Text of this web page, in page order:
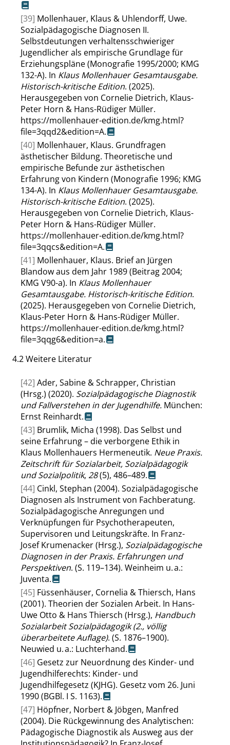
[39] Mollenhauer, Klaus & Uhlendorff, Uwe.
Sozialpädagogische Diagnosen II.
Selbstdeutungen verhaltensschwieriger
Jugendlicher als empirische Grundlage für
Erziehungspläne (Monografie 1995/2000; KMG
132-A). In Klaus Mollenhauer Gesamtausgabe.
Historisch-kritische Edition. (2025).
Herausgegeben von Cornelie Dietrich, Klaus-
Peter Horn & Hans-Rüdiger Müller.
https://mollenhauer-edition.de/kmg.html?
file=3qqd2&edition=A.
[40] Mollenhauer, Klaus. Grundfragen
ästhetischer Bildung. Theoretische und
empirische Befunde zur ästhetischen
Erfahrung von Kindern (Monografie 1996; KMG
134-A). In Klaus Mollenhauer Gesamtausgabe.
Historisch-kritische Edition. (2025).
Herausgegeben von Cornelie Dietrich, Klaus-
Peter Horn & Hans-Rüdiger Müller.
https://mollenhauer-edition.de/kmg.html?
file=3qqcs&edition=A.
[41] Mollenhauer, Klaus. Brief an Jürgen
Blandow aus dem Jahr 1989 (Beitrag 2004;
KMG V90-a). In Klaus Mollenhauer
Gesamtausgabe. Historisch-kritische Edition.
(2025). Herausgegeben von Cornelie Dietrich,
Klaus-Peter Horn & Hans-Rüdiger Müller.
https://mollenhauer-edition.de/kmg.html?
file=3qqg6&edition=a.
4.2Weitere Literatur
[42] Ader, Sabine & Schrapper, Christian
(Hrsg.) (2020). Sozialpädagogische Diagnostik
und Fallverstehen in der Jugendhilfe. München:
Ernst Reinhardt.
[43] Brumlik, Micha (1998). Das Selbst und
seine Erfahrung – die verborgene Ethik in
Klaus Mollenhauers Hermeneutik. Neue Praxis.
Zeitschrift für Sozialarbeit, Sozialpädagogik
und Sozialpolitik, 28(5), 486–489.
[44] Cinkl, Stephan (2004). Sozialpädagogische
Diagnosen als Instrument von Fachberatung.
Sozialpädagogische Anregungen und
Verknüpfungen für Psychotherapeuten,
Supervisoren und Leitungskräfte. In Franz-
Josef Krumenacker (Hrsg.), Sozialpädagogische
Diagnosen in der Praxis. Erfahrungen und
Perspektiven. (S. 119–134). Weinheim u. a.:
Juventa.
[45] Füssenhäuser, Cornelia & Thiersch, Hans
(2001). Theorien der Sozialen Arbeit. In Hans-
Uwe Otto & Hans Thiersch (Hrsg.), Handbuch
Sozialarbeit Sozialpädagogik (2., völlig
überarbeitete Auflage). (S. 1876–1900).
Neuwied u. a.: Luchterhand.
[46] Gesetz zur Neuordnung des Kinder- und
Jugendhilferechts: Kinder- und
Jugendhilfegesetz (KJHG). Gesetz vom 26. Juni
1990 (BGBl. I S. 1163).
[47] Höpfner, Norbert & Jöbgen, Manfred
(2004). Die Rückgewinnung des Analytischen:
Pädagogische Diagnostik als Ausweg aus der